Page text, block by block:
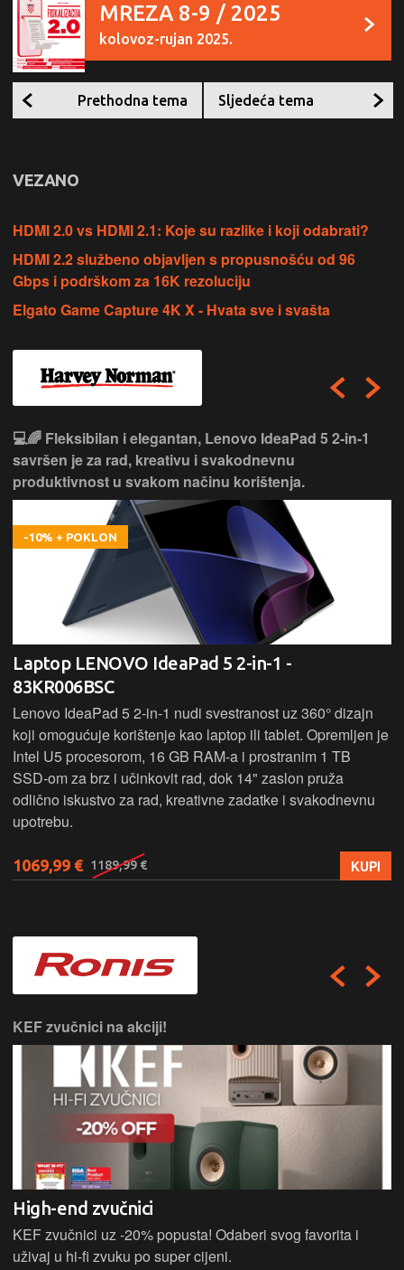
MREZA 8-9 / 2025
kolovoz-rujan 2025.
Prethodna tema Sljedeća tema
VEZANO
HDMI 2.0 vs HDMI 2.1: Koje su razlike i koji odabrati?
HDMI 2.2 službeno objavljen s propusnošću od 96
Gbps i podrškom za 16K rezoluciju
Elgato Game Capture 4K X - Hvata sve i svašta
💻🌈 Fleksibilan i elegantan, Lenovo IdeaPad 5 2‑in‑1
savršen je za rad, kreativu i svakodnevnu
produktivnost u svakom načinu korištenja.
-10% + POKLON
Laptop LENOVO IdeaPad 5 2-in-1 -
83KR006BSC
Lenovo IdeaPad 5 2‑in‑1 nudi svestranost uz 360° dizajn
koji omogućuje korištenje kao laptop ili tablet. Opremljen je
Intel U5 procesorom, 16 GB RAM-a i prostranim 1 TB
SSD‑om za brz i učinkovit rad, dok 14" zaslon pruža
odlično iskustvo za rad, kreativne zadatke i svakodnevnu
upotrebu.
1069,99 € 1189,99 € KUPI
KEF zvučnici na akciji!
High-end zvučnici
KEF zvučnici uz -20% popusta! Odaberi svog favorita i
uživaj u hi-fi zvuku po super cijeni.